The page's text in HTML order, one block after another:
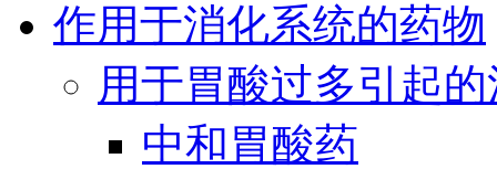
作用于消化系统的药物
用于胃酸过多引起
中和胃酸药